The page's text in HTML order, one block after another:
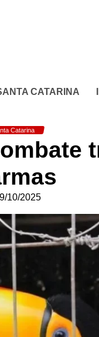
CATARINA
Catarina
10/2025